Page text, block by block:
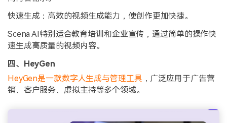
快速生成：高效的视频生成能力，使创作更加快捷。
Scena AI特别适合教育培训和企业宣传，通过简单的操作快
速生成高质量的视频内容。
四、HeyGen
HeyGen是一款数字人生成与管理工具 ，广泛应用于广告营
销、客户服务、虚拟主持等多个领域。